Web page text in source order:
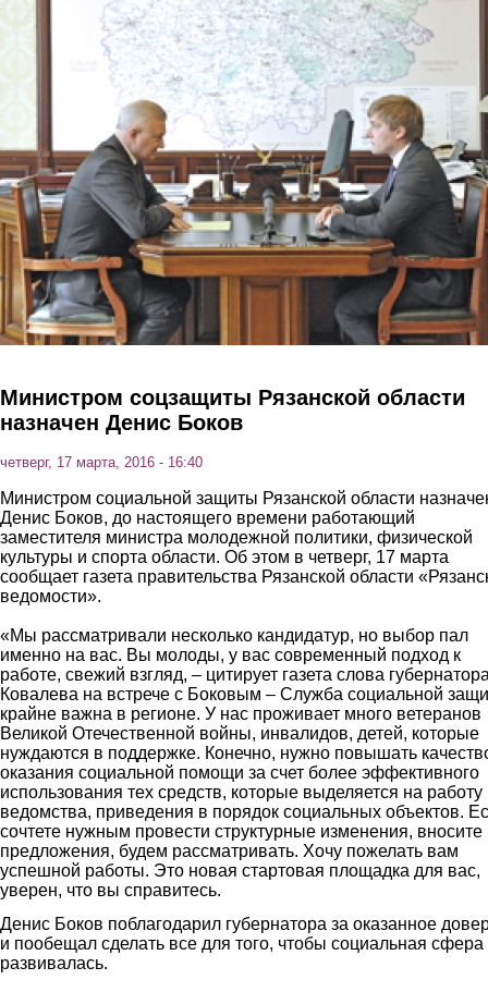
Перейти к основному содержанию
Министром соцзащиты Рязанской области
назначен Денис Боков
четверг, 17 марта, 2016 - 16:40
Министром социальной защиты Рязанской области
Денис Боков, до настоящего времени работающий
заместителя министра молодежной политики, физической
культуры и спорта области. Об этом в четверг, 17 марта
сообщает газета правительства Рязанской области
ведомости».
«Мы рассматривали несколько кандидатур, но выбор пал
именно на вас. Вы молоды, у вас современный подход к
работе, свежий взгляд, – цитирует газета слова
Ковалева на встрече с Боковым – Служба социальной
крайне важна в регионе. У нас проживает много ветеранов
Великой Отечественной войны, инвалидов, детей, которые
нуждаются в поддержке. Конечно, нужно повышать
оказания социальной помощи за счет более эффективного
использования тех средств, которые выделяется на работу
ведомства, приведения в порядок социальных объектов.
сочтете нужным провести структурные изменения, вносите
предложения, будем рассматривать. Хочу пожелать вам
успешной работы. Это новая стартовая площадка для вас,
уверен, что вы справитесь.
Денис Боков поблагодарил губернатора за оказанное
и пообещал сделать все для того, чтобы социальная сфера
развивалась.